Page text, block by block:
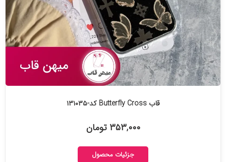
قاب Butterfly Cross کد-۱۳۱۰۳۵
۳۵۳,۰۰۰ تومان
جزئیات محصول